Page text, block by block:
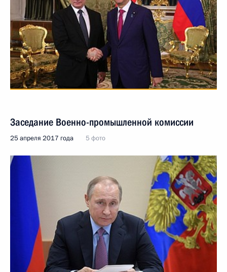
Заседание Военно-промышленной комиссии
25 апреля 2017 года 5 фото